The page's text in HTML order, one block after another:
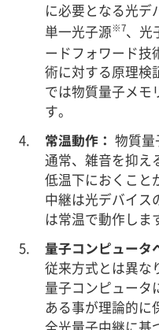
に必要となる光デ
単一光子源※7、光
ードフォワード技
術に対する原理検
では物質量子メモ
す。
常温動作： 物質量
通常、雑音を抑え
低温下におくこと
中継は光デバイス
は常温で動作しま
量子コンピュータ
従来方式とは異な
量子コンピュータ
ある事が理論的に